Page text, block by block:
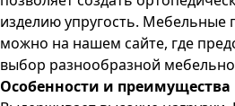
изделию упругость. Мебельные
можно на нашем сайте, где
выбор разнообразной
Особенности и преимущества